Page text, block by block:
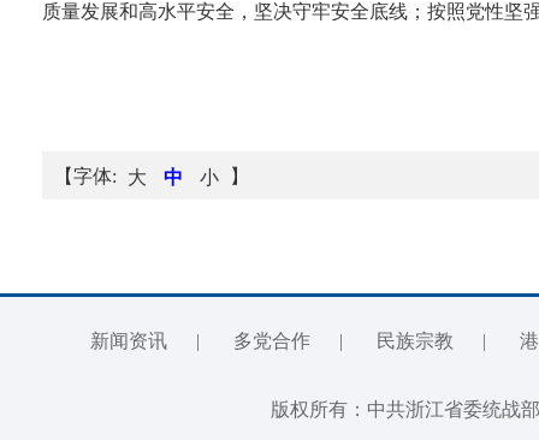
质量发展和高水平安全，坚决守牢安全底线；按照党性
【字体: 大 中 小 】
新闻资讯 | 多党合作 | 民族宗教 |
版权所有：中共浙江省委统